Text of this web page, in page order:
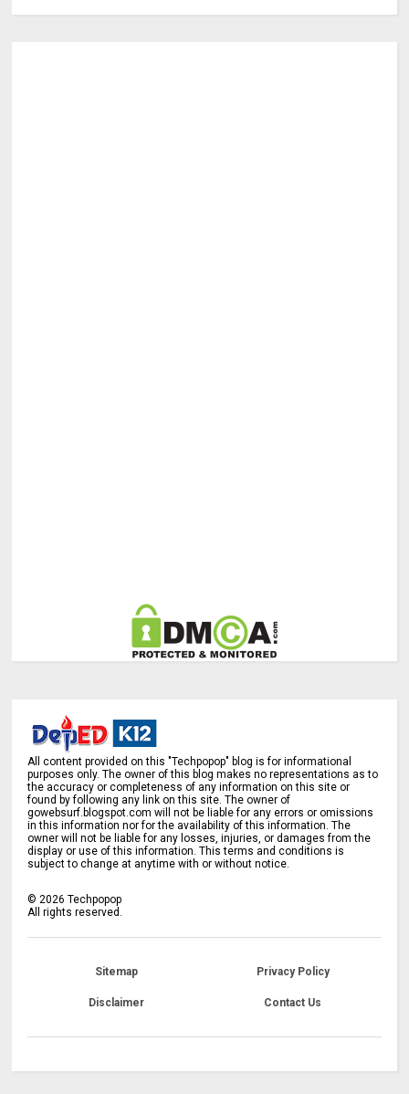
All content provided on this "Techpopop" blog is for informational
purposes only. The owner of this blog makes no representations as to
the accuracy or completeness of any information on this site or
found by following any link on this site. The owner of
gowebsurf.blogspot.com will not be liable for any errors or omissions
in this information nor for the availability of this information. The
owner will not be liable for any losses, injuries, or damages from the
display or use of this information. This terms and conditions is
subject to change at anytime with or without notice.
©2026 Techpopop
All rights reserved.
Sitemap Privacy Policy
Disclaimer Contact Us